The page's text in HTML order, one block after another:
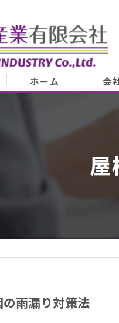
ホーム 会
会
代表
雨漏り対策法